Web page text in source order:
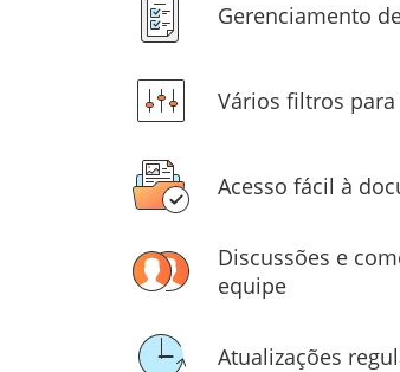
Gerenciamento
Vários filtros
Acesso fácil à
Discussões e
equipe
Atualizações